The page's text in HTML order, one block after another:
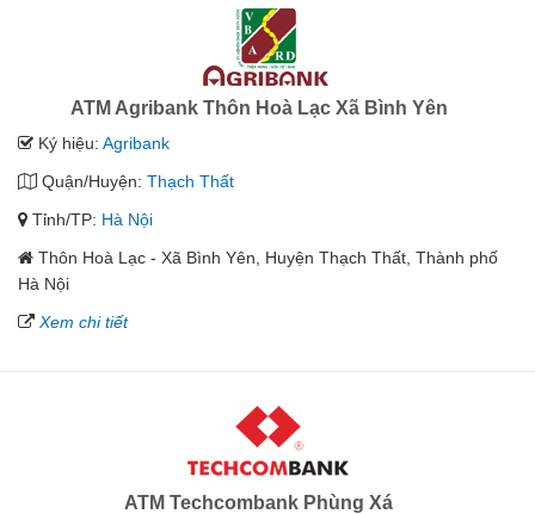
ATM Agribank Thôn Hoà Lạc Xã Bình Yên
Ký hiệu: Agribank
Quận/Huyện: Thạch Thất
Tỉnh/TP: Hà Nội
Thôn Hoà Lạc - Xã Bình Yên, Huyện Thạch Thất, Thành phố
Hà Nội
Xem chi tiết
ATM Techcombank Phùng Xá